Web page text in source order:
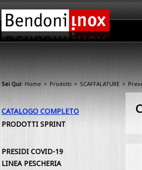
Sei Qui: Home > Prodotti > SCAFFALATURE >
CATALOGO COMPLETO
PRODOTTI SPRINT
PRESIDI COVID-19
LINEA PESCHERIA